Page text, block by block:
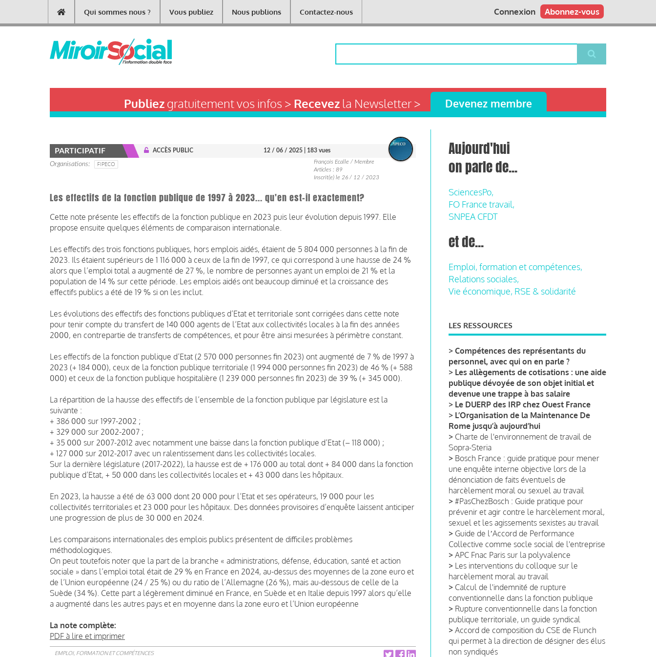
contenu
Main
navigation
Qui sommes nous ? Vous publiez Nous publions Contactez-nous Abonnez-vous
Connexion
Publiezgratuitement vos infos > Recevezla Newsletter > Devenez membre
PARTICIPATIF ACCÈS PUBLIC 12 / 06 / 2025 | 183 vues
Organisations FIPECO
François Ecalle / Membre
Articles : 89
Inscrit(e) le 26 / 12 / 2023
Les effectifs de la fonction publique de 1997 à 2023... qu'en est-il exactement?
Cette note présente les effectifs de la fonction publique en 2023 puis leur évolution depuis 1997. Elle
propose ensuite quelques éléments de comparaison internationale.
Les effectifs des trois fonctions publiques, hors emplois aidés, étaient de 5 804 000 personnes à la fin de
2023. Ils étaient supérieurs de 1 116 000 à ceux de la fin de 1997, ce qui correspond à une hausse de 24 %
alors que l’emploi total a augmenté de 27 %, le nombre de personnes ayant un emploi de 21 % et la
population de 14 % sur cette période. Les emplois aidés ont beaucoup diminué et la croissance des
effectifs publics a été de 19 % si on les inclut.
Les évolutions des effectifs des fonctions publiques d’Etat et territoriale sont corrigées dans cette note
pour tenir compte du transfert de 140 000 agents de l’Etat aux collectivités locales à la fin des années
2000, en contrepartie de transferts de compétences, et pour être ainsi mesurées à périmètre constant.
Les effectifs de la fonction publique d’Etat (2 570 000 personnes fin 2023) ont augmenté de 7 % de 1997 à
2023 (+ 184 000), ceux de la fonction publique territoriale (1 994 000 personnes fin 2023) de 46 % (+ 588
000) et ceux de la fonction publique hospitalière (1 239 000 personnes fin 2023) de 39 % (+ 345 000).
La répartition de la hausse des effectifs de l’ensemble de la fonction publique par législature est la
suivante :
+ 386 000 sur 1997-2002 ;
+ 329 000 sur 2002-2007 ;
+ 35 000 sur 2007-2012 avec notamment une baisse dans la fonction publique d’Etat (– 118 000) ;
+ 127 000 sur 2012-2017 avec un ralentissement dans les collectivités locales.
Sur la dernière législature (2017-2022), la hausse est de + 176 000 au total dont + 84 000 dans la fonction
publique d’Etat, + 50 000 dans les collectivités locales et + 43 000 dans les hôpitaux.
En 2023, la hausse a été de 63 000 dont 20 000 pour l’Etat et ses opérateurs, 19 000 pour les
collectivités territoriales et 23 000 pour les hôpitaux. Des données provisoires d’enquête laissent anticiper
une progression de plus de 30 000 en 2024.
Les comparaisons internationales des emplois publics présentent de difficiles problèmes
méthodologiques.
On peut toutefois noter que la part de la branche « administrations, défense, éducation, santé et action
sociale » dans l’emploi total était de 29 % en France en 2024, au-dessus des moyennes de la zone euro et
de l’Union européenne (24 / 25 %) ou du ratio de l’Allemagne (26 %), mais au-dessous de celle de la
Suède (34 %). Cette part a légèrement diminué en France, en Suède et en Italie depuis 1997 alors qu’elle
a augmenté dans les autres pays et en moyenne dans la zone euro et l’Union européenne
La note complète:
PDF à lire et imprimer
EMPLOI, FORMATION ET COMPÉTENCES
Aujourd'hui
on parle de...
SciencesPo,
FO France travail,
SNPEA CFDT
et de...
Emploi, formation et compétences,
Relations sociales,
Vie économique, RSE & solidarité
LES RESSOURCES
> Compétences des représentants du
personnel, avec qui on en parle ?
> Les allègements de cotisations : une aide
publique dévoyée de son objet initial et
devenue une trappe à bas salaire
> Le DUERP des IRP chez Ouest France
> L’Organisation de la Maintenance De
Rome jusqu’à aujourd’hui
> Charte de l'environnement de travail de
Sopra-Steria
> Bosch France : guide pratique pour mener
une enquête interne objective lors de la
dénonciation de faits éventuels de
harcèlement moral ou sexuel au travail
> #PasChezBosch : Guide pratique pour
prévenir et agir contre le harcèlement moral,
sexuel et les agissements sexistes au travail
> Guide de lʼAccord de Performance
Collective comme socle social de l'entreprise
> APC Fnac Paris sur la polyvalence
> Les interventions du colloque sur le
harcèlement moral au travail
> Calcul de l'indemnité de rupture
conventionnelle dans la fonction publique
> Rupture conventionnelle dans la fonction
publique territoriale, un guide syndical
> Accord de composition du CSE de Flunch
qui permet à la direction de désigner des élus
non syndiqués